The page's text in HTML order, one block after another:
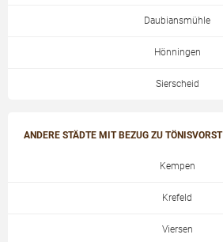
Daubiansmühle
Hönningen
Sierscheid
ANDERE STÄDTE MIT BEZUG ZU TÖNISVORST
Kempen
Krefeld
Viersen